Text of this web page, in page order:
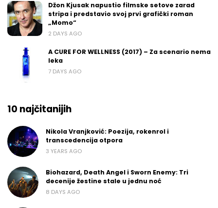
Džon Kjusak napustio filmske setove zarad
stripa i predstavio svoj prvi grafički roman
„Momo“
2 DAYS AGO
A CURE FOR WELLNESS (2017) – Za scenario nema
leka
7 DAYS AGO
10 najčitanijih
Nikola Vranjković: Poezija, rokenrol i
transcedencija otpora
3 YEARS AGO
Biohazard, Death Angel i Sworn Enemy: Tri
decenije žestine stale u jednu noć
8 DAYS AGO